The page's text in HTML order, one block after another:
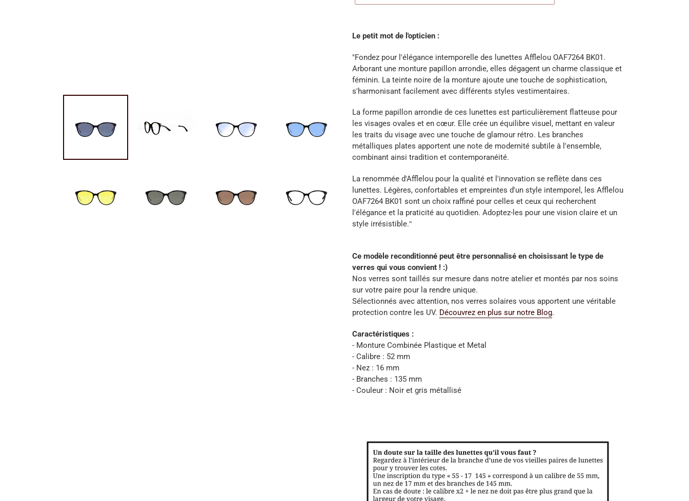
d'une
paire
à
votre
panier
Le petit mot de l'opticien :
"Fondez pour l'élégance intemporelle des lunettes Afflelou OAF7264 BK01.
Arborant une monture papillon arrondie, elles dégagent un charme classique et
féminin. La teinte noire de la monture ajoute une touche de sophistication,
s'harmonisant facilement avec différents styles vestimentaires.
La forme papillon arrondie de ces lunettes est particulièrement flatteuse pour
les visages ovales et en cœur. Elle crée un équilibre visuel, mettant en valeur
les traits du visage avec une touche de glamour rétro. Les branches
métalliques plates apportent une note de modernité subtile à l'ensemble,
combinant ainsi tradition et contemporanéité.
La renommée d'Afflelou pour la qualité et l'innovation se reflète dans ces
lunettes. Légères, confortables et empreintes d'un style intemporel, les Afflelou
OAF7264 BK01 sont un choix raffiné pour celles et ceux qui recherchent
l'élégance et la praticité au quotidien. Adoptez-les pour une vision claire et un
style irrésistible."
Ce modèle reconditionné peut être personnalisé en choisissant le type de
verres qui vous convient ! :)
Nos verres sont taillés sur mesure dans notre atelier et montés par nos soins
sur votre paire pour la rendre unique.
Sélectionnés avec attention, nos verres solaires vous apportent une véritable
protection contre les UV. Découvrez en plus sur notre Blog.
Caractéristiques :
- Monture Combinée Plastique et Metal
- Calibre : 52 mm
- Nez : 16 mm
- Branches : 135 mm
- Couleur : Noir et gris métallisé